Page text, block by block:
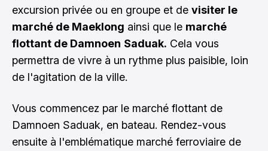
excursion privée ou en groupe et de visiter le
marché de Maeklong ainsi que le marché
flottant de Damnoen Saduak. Cela vous
permettra de vivre à un rythme plus paisible, loin
de l'agitation de la ville.
Vous commencez par le marché flottant de
Damnoen Saduak, en bateau. Rendez-vous
ensuite à l'emblématique marché ferroviaire de